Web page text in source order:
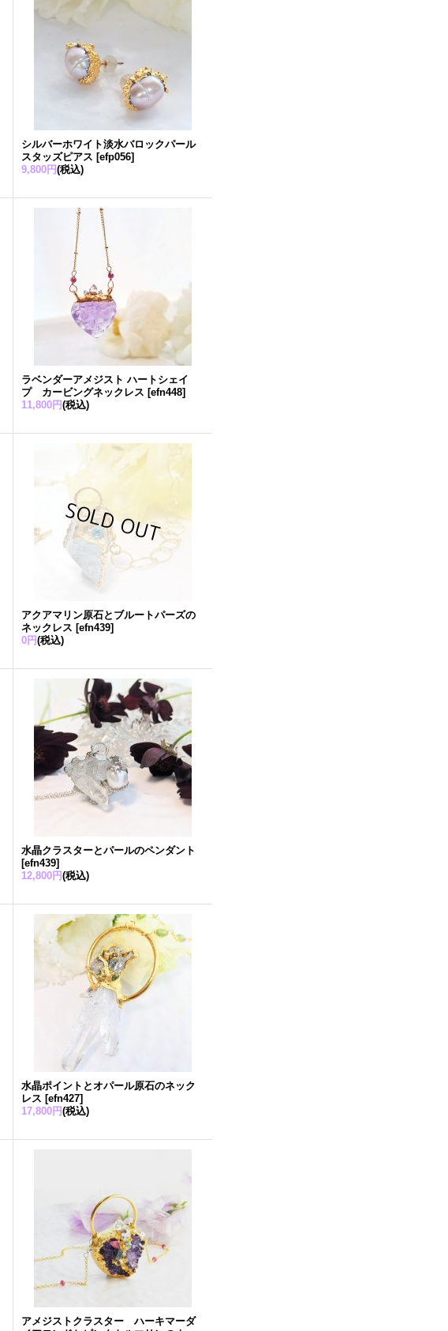
シルバーホワイト淡水バロックパール
スタッズピアス [efp056]
9,800円(税込)
ラベンダーアメジスト ハートシェイ
プ カービングネックレス [efn448]
11,800円(税込)
アクアマリン原石とブルートパーズの
ネックレス [efn439]
0円(税込)
水晶クラスターとパールのペンダント
[efn439]
12,800円(税込)
水晶ポイントとオパール原石のネック
レス [efn427]
17,800円(税込)
アメジストクラスター ハーキマーダ